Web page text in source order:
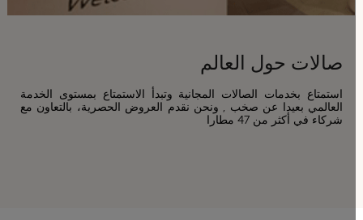
صالات حول العالم
استمتاع بخدمات الصالات المجانية وتبدأ الاستمتاع بمستوى الخدمة
العالمي بعيدا عن صخب , ونحن نقدم العروض الحصرية، بالتعاون مع
شركاء في أكثر من 47 مطارا